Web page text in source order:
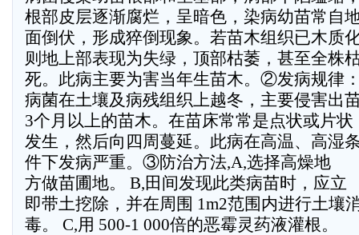
根部皮层逐渐腐烂，呈暗色，染病幼苗常自
面倒伏，形成猝倒现象。若苗木组织已木质
则地上部表现为失绿，顶部枯萎，甚至全株
死。此病主要为害当年生苗木。②发病规律
病菌在土壤及病残组织上越冬，主要侵害出
3个月以上的苗木。在苗床常常是点状或片状
发生，然后向四周蔓延。此病在高温、高湿
件下发病严重。③防治方法,A,选择高燥地
方做苗圃地。 B,田间发现此类病苗时，应立
即带土挖除，并在周围 1m2范围内进行土壤
毒。 C,用 500-1 000倍的恶霉灵药液灌根。